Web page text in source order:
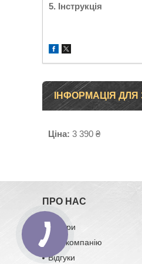
5. Інструкція
ІНФОРМАЦІЯ
Ціна: 3 390 ₴
ПРО НАС
Товари
Про компанію
Відгуки